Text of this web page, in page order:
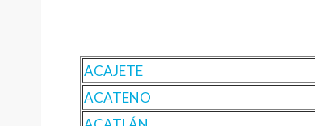
ACAJETE
ACATENO